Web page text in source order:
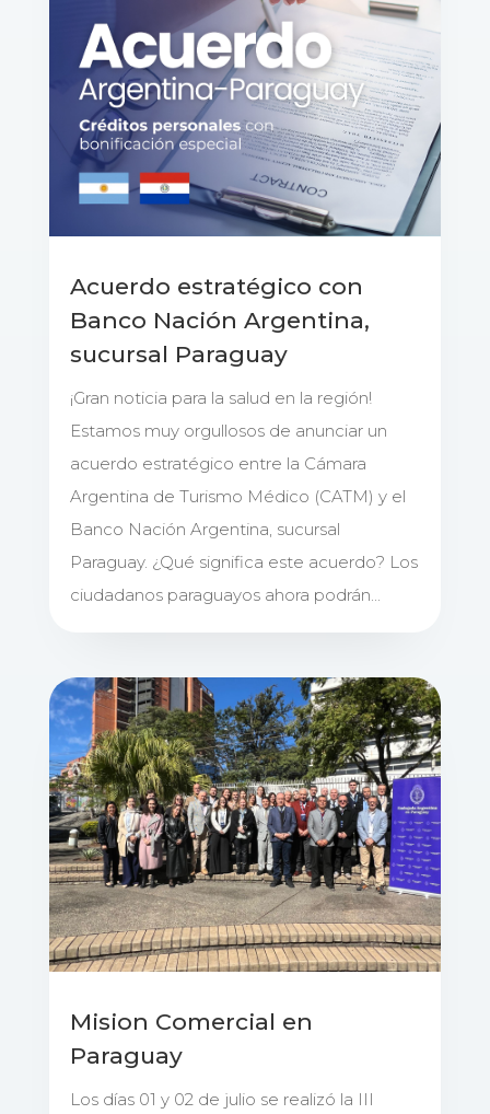
Acuerdo estratégico con
Banco Nación Argentina,
sucursal Paraguay
¡Gran noticia para la salud en la región!
Estamos muy orgullosos de anunciar un
acuerdo estratégico entre la Cámara
Argentina de Turismo Médico (CATM) y el
Banco Nación Argentina, sucursal
Paraguay. ¿Qué significa este acuerdo? Los
ciudadanos paraguayos ahora podrán...
Mision Comercial en
Paraguay
Los días 01 y 02 de julio se realizó la III